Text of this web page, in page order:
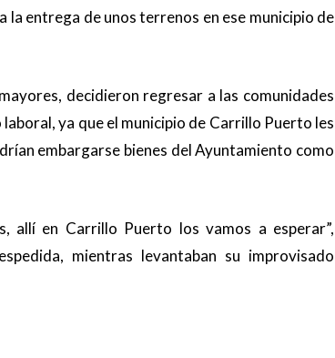
la entrega de unos terrenos en ese municipio de
decidieron regresar a las comunidades
ya que el municipio de Carrillo Puerto les
embargarse bienes del Ayuntamiento como
allí en Carrillo Puerto los vamos a esperar”,
mientras levantaban su improvisado